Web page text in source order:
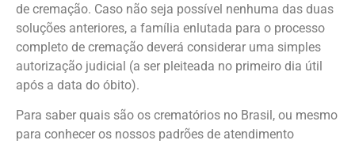
de cremação. Caso não seja possível nenhuma das duas
soluções anteriores, a família enlutada para o processo
completo de cremação deverá considerar uma simples
autorização judicial (a ser pleiteada no primeiro dia útil
após a data do óbito).
Para saber quais são os crematórios no Brasil, ou mesmo
para conhecer os nossos padrões de atendimento